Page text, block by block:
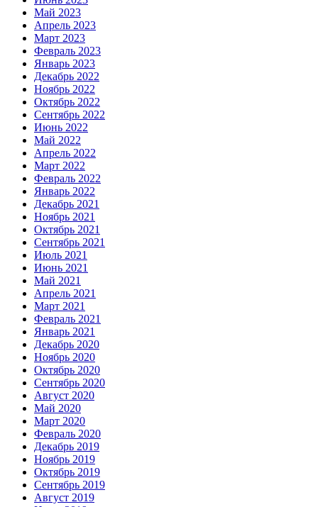
Май 2023
Апрель 2023
Март 2023
Февраль 2023
Январь 2023
Декабрь 2022
Ноябрь 2022
Октябрь 2022
Сентябрь 2022
Июнь 2022
Май 2022
Апрель 2022
Март 2022
Февраль 2022
Январь 2022
Декабрь 2021
Ноябрь 2021
Октябрь 2021
Сентябрь 2021
Июль 2021
Июнь 2021
Май 2021
Апрель 2021
Март 2021
Февраль 2021
Январь 2021
Декабрь 2020
Ноябрь 2020
Октябрь 2020
Сентябрь 2020
Август 2020
Май 2020
Март 2020
Февраль 2020
Декабрь 2019
Ноябрь 2019
Октябрь 2019
Сентябрь 2019
Август 2019